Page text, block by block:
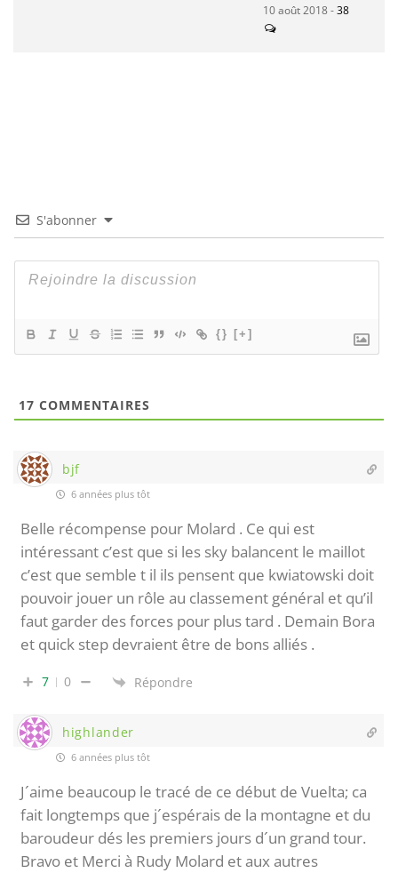
10 août 2018 -38
S'abonner
{} [+]
17 COMMENTAIRES
bjf
6 années plus tôt
Belle récompense pour Molard . Ce qui est
intéressant c’est que si les sky balancent le maillot
c’est que semble t il ils pensent que kwiatowski doit
pouvoir jouer un rôle au classement général et qu’il
faut garder des forces pour plus tard . Demain Bora
et quick step devraient être de bons alliés .
7 0 Répondre
highlander
6 années plus tôt
J´aime beaucoup le tracé de ce début de Vuelta; ca
fait longtemps que j´espérais de la montagne et du
baroudeur dés les premiers jours d´un grand tour.
Bravo et Merci à Rudy Molard et aux autres